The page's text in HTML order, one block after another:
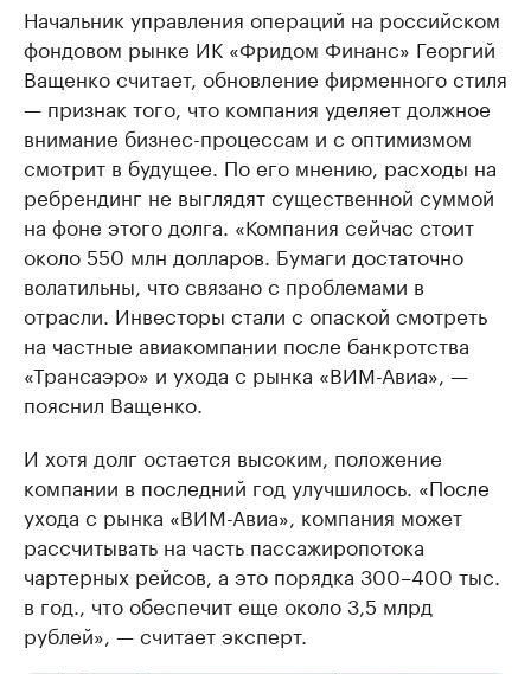
Начальник управления операций на российском
фондовом рынке ИК «Фридом Финанс» Георгий
Ващенко считает, обновление фирменного стиля
— признак того, что компания уделяет должное
внимание бизнес-процессам и с оптимизмом
смотрит в будущее. По его мнению, расходы на
ребрендинг не выглядят существенной суммой
на фоне этого долга. «Компания сейчас стоит
около 550 млн долларов. Бумаги достаточно
волатильны, что связано с проблемами в
отрасли. Инвесторы стали с опаской смотреть
на частные авиакомпании после банкротства
«Трансаэро» и ухода с рынка «ВИМ-Авиа», —
пояснил Ващенко.
И хотя долг остается высоким, положение
компании в последний год улучшилось. «После
ухода с рынка «ВИМ-Авиа», компания может
рассчитывать на часть пассажиропотока
чартерных рейсов, а это порядка 300–400 тыс.
в год., что обеспечит еще около 3,5 млрд
рублей», — считает эксперт.